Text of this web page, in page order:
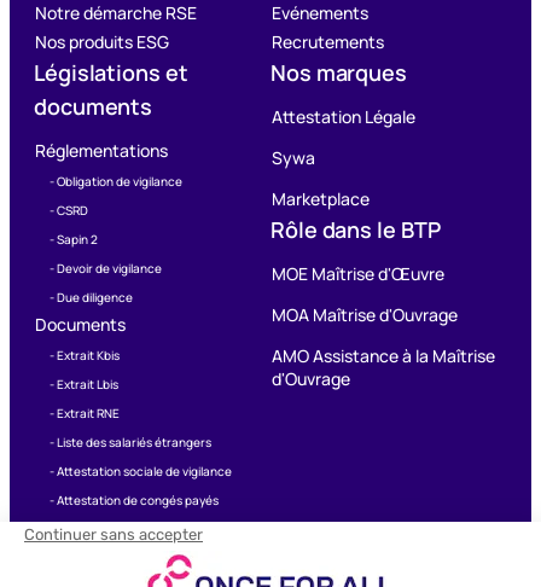
Notre démarche RSE
Nos produits ESG
Evénements
Recrutements
Législations et
documents
Réglementations
- Obligation de vigilance
- CSRD
- Sapin 2
- Devoir de vigilance
- Due diligence
Documents
- Extrait Kbis
- Extrait Lbis
- Extrait RNE
- Liste des salariés étrangers
- Attestation sociale de vigilance
- Attestation de congés payés
Nos marques
Attestation Légale
Sywa
Marketplace
Rôle dans le BTP
MOE Maîtrise d'Œuvre
MOA Maîtrise d'Ouvrage
AMO Assistance à la Maîtrise
d'Ouvrage
2026